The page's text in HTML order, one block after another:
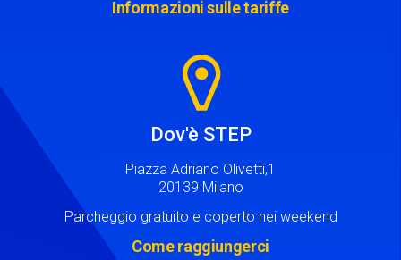
Informazioni sulle tariffe
Dov'è STEP
Piazza Adriano Olivetti,1
20139 Milano
Parcheggio gratuito e coperto nei weekend
Come raggiungerci